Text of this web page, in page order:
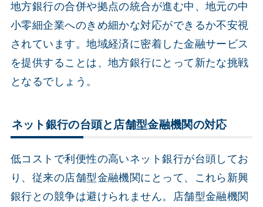
地方銀行の合併や拠点の統合が進む中、地元の中
小零細企業へのきめ細かな対応ができるか不安視
されています。地域経済に密着した金融サービス
を提供することは、地方銀行にとって新たな挑戦
となるでしょう。
ネット銀行の台頭と店舗型金融機関の対応
低コストで利便性の高いネット銀行が台頭してお
り、従来の店舗型金融機関にとって、これら新興
銀行との競争は避けられません。店舗型金融機関